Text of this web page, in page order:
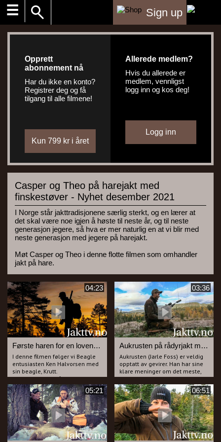
☰ Sign up
Opprett
abonnement nå
Har du ikke en konto?
Registrer deg og få
tilgang til alle filmene!
Allerede medlem?
Hvis du allerede er
medlem, vennligst
logg inn og kos deg!
Casper og Theo på harejakt med
finskestøver - Nyhet desember 2021
​I Norge står jakttradisjonene særlig sterkt, og en lærer at
det skal være noe igjen å høste til neste år, og til neste
generasjon jegere, så hva er mer naturlig en at vi blir med
neste generasjon med jegere på harejakt.
Møt Casper og Theo i denne flotte filmen som omhandler
jakt på hare.
04:23
Første haren for en lovende unghund, som døde så altfor tidlig.
I denne filmen følger vi Beagle
entusiasten Ken Halvorsen med
sin beagle, Krutt.
Ken har stor tro på egen hund og
vi følger han og Sindre Grønvold
på harejakt i Flesberg.
Det blir knall og fall da Sindre
har satt seg på grom-posten og
Krutt sin første hare blir et
faktum.
Det ble to fine sesonger med
Krutt før han dessverre fikk kreft
03:36
Aukrusten på rådyrjakt med Beagle.
Aukrusten (Jarle Foss) er veldig
opptatt av gevirer. Han har sine
klare meninger om det meste,
og er ikke spesielt glad i beagle
og mener rasen er som
krokodiller. Alikevel har han satt
seg på post og Ken Halvorsen
har sluppet beaglen, Bamse
2km fra Aukrusten.
Aukrusten har sett en gedigen
bukk under bukkejakta og det er
05:21 06:51